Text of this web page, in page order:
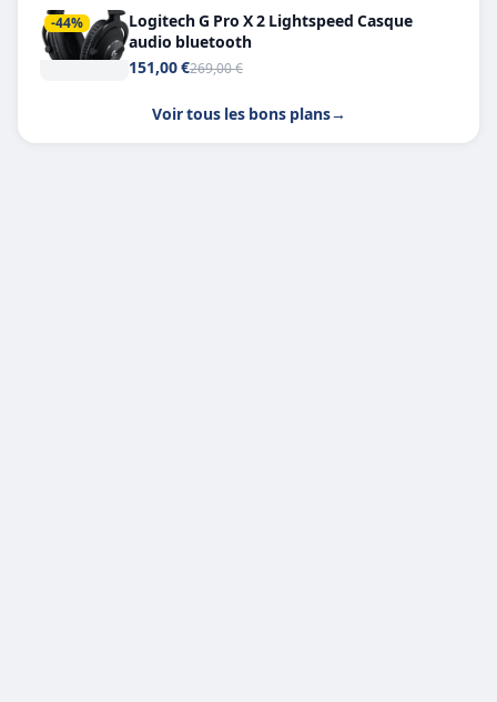
-44%
Logitech G Pro X 2 Lightspeed Casque
audio bluetooth
151,00 €269,00 €
Voir tous les bons plans→